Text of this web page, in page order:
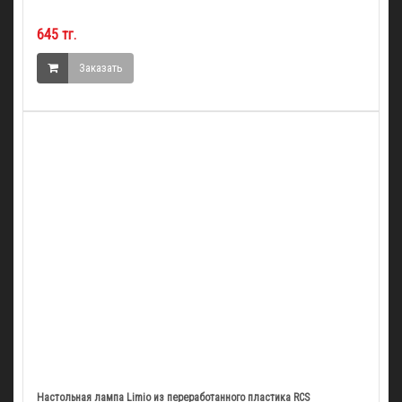
645 тг.
Заказать
Настольная лампа Limio из переработанного пластика RCS